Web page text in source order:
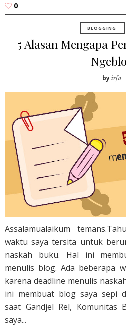
0
BLOGGING
5 Alasan Mengapa
byirfa
Assalamualaikum
waktu saya tersita untuk
naskah buku. Hal ini
menulis blog. Ada beberapa
karena deadline menulis
ini membuat blog saya sepi
saat Gandjel Rel, Komunitas
saya...